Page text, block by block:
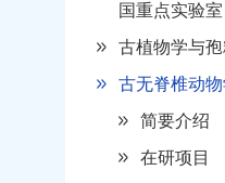
国重点实验室
古植物学与
古无脊椎动
简要介绍
在研项目